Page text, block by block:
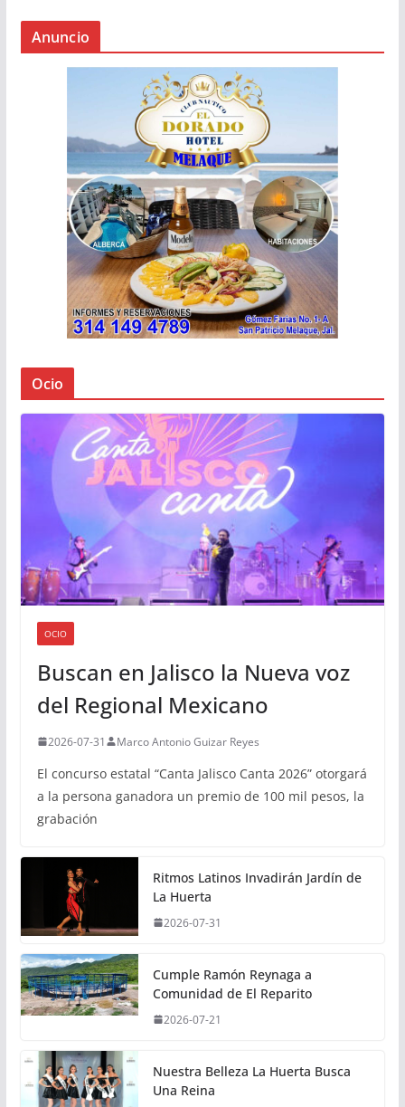
Anuncio
Ocio
OCIO
Buscan en Jalisco la Nueva voz
del Regional Mexicano
2026-07-31 Marco Antonio Guizar Reyes
El concurso estatal “Canta Jalisco Canta 2026” otorgará
a la persona ganadora un premio de 100 mil pesos, la
grabación
Ritmos Latinos Invadirán Jardín de
La Huerta
2026-07-31
Cumple Ramón Reynaga a
Comunidad de El Reparito
2026-07-21
Nuestra Belleza La Huerta Busca
Una Reina